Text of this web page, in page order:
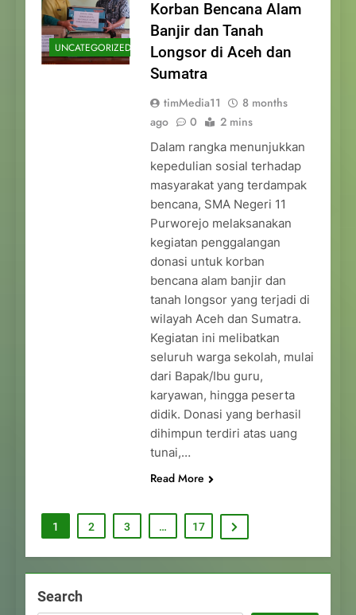
UNCATEGORIZED
Korban Bencana Alam
Banjir dan Tanah
Longsor di Aceh dan
Sumatra
timMedia11
8 months
ago
0 2 mins
Dalam rangka menunjukkan
kepedulian sosial terhadap
masyarakat yang terdampak
bencana, SMA Negeri 11
Purworejo melaksanakan
kegiatan penggalangan
donasi untuk korban
bencana alam banjir dan
tanah longsor yang terjadi di
wilayah Aceh dan Sumatra.
Kegiatan ini melibatkan
seluruh warga sekolah, mulai
dari Bapak/Ibu guru,
karyawan, hingga peserta
didik. Donasi yang berhasil
dihimpun terdiri atas uang
tunai,…
Read More
1 2 3 … 17
Search